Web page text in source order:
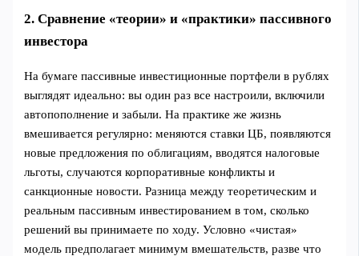
2. Сравнение «теории» и «практики» пассивного
инвестора
На бумаге пассивные инвестиционные портфели в рублях
выглядят идеально: вы один раз все настроили, включили
автопополнение и забыли. На практике же жизнь
вмешивается регулярно: меняются ставки ЦБ, появляются
новые предложения по облигациям, вводятся налоговые
льготы, случаются корпоративные конфликты и
санкционные новости. Разница между теоретическим и
реальным пассивным инвестированием в том, сколько
решений вы принимаете по ходу. Условно «чистая»
модель предполагает минимум вмешательств, разве что